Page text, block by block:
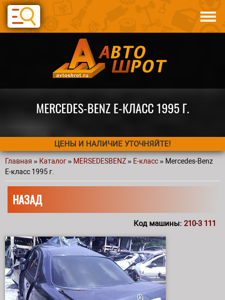
Перейти к основному содержанию
Авто по запчастям
Статьи
MERCEDES-BENZ E-КЛАСС 1995 Г.
ЦЕНЫ И НАЛИЧИЕ УТОЧНЯЙТЕ!
Вы здесь
Главная » Каталог» MERSEDESBENZ» E-класс» Mercedes-Benz
E-класс 1995 г.
НАЗАД
Код машины: 210-3 111